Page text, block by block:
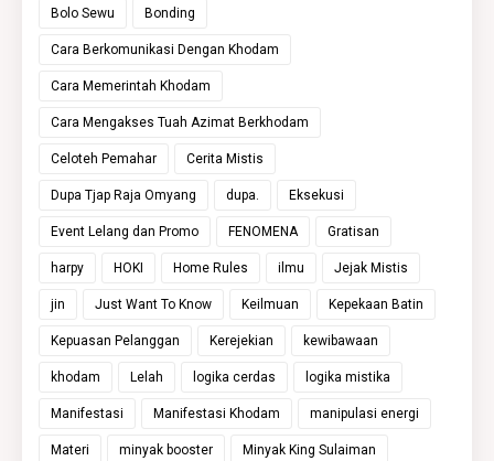
Bolo Sewu Bonding
Cara Berkomunikasi Dengan Khodam
Cara Memerintah Khodam
Cara Mengakses Tuah Azimat Berkhodam
Celoteh Pemahar Cerita Mistis
Dupa Tjap Raja Omyang dupa. Eksekusi
Event Lelang dan Promo FENOMENA Gratisan
harpy HOKI Home Rules ilmu Jejak Mistis
jin Just Want To Know Keilmuan Kepekaan Batin
Kepuasan Pelanggan Kerejekian kewibawaan
khodam Lelah logika cerdas logika mistika
Manifestasi Manifestasi Khodam manipulasi energi
Materi minyak booster Minyak King Sulaiman